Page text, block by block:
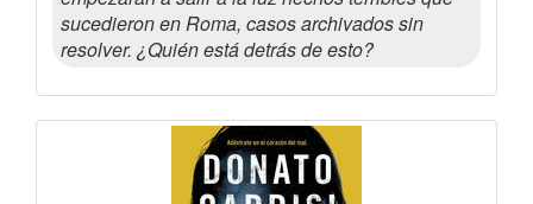
sucedieron en Roma, casos archivados sin
resolver. ¿Quién está detrás de esto?